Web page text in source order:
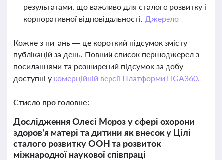
результатами, що важливо для сталого розвитку і
корпоративної відповідальності. Джерело
Кожне з питань — це короткий підсумок змісту
публікацій за день. Повний список першоджерел з
посиланнями та розширений підсумок за добу
доступні у комерційній версії Платформи LIGA360.
Стисло про головне:
Дослідження Олесі Мороз у сфері охорони
здоров'я матері та дитини як внесок у Цілі
сталого розвитку ООН та розвиток
міжнародної наукової співпраці